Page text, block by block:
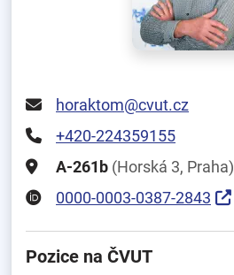
horaktom@cvut.cz
+420-224359155
A-261b (Horská 3, Praha)
0000-0003-0387-2843
Pozice na ČVUT